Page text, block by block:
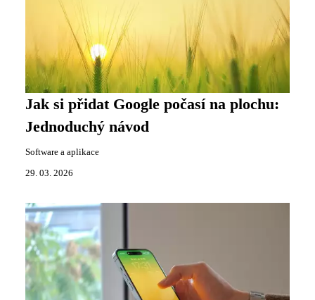
Jak si přidat Google počasí na plochu:
Jednoduchý návod
Software a aplikace
29. 03. 2026